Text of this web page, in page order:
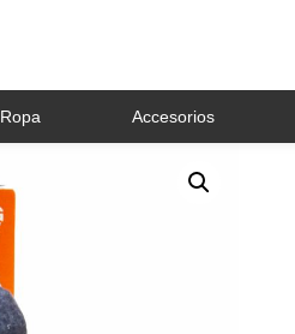
Ropa Accesorios